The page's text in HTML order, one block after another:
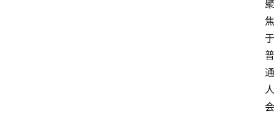
聚
焦
于
普
通
人
会